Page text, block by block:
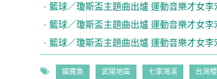
籃球／瓊斯盃主題曲出爐 運動音樂才女
籃球／瓊斯盃主題曲出爐 運動音樂才女
籃球／瓊斯盃主題曲出爐 運動音樂才女
國寶魚 武陵地區 七家灣溪 台灣